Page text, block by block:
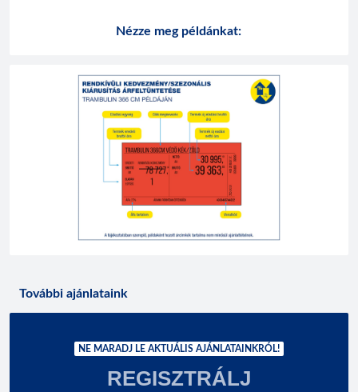
Nézze meg példánkat:
További ajánlataink
NE MARADJ LE AKTUÁLIS AJÁNLATAINKRÓL!
REGISZTRÁLJ